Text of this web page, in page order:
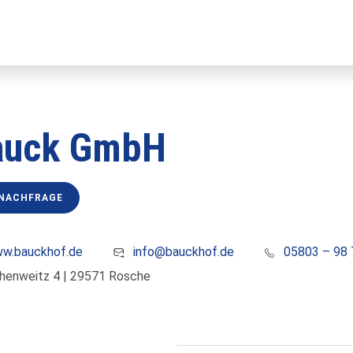
GmbH
info@bauckhof.de
05803 – 98
4 | 29571 Rosche